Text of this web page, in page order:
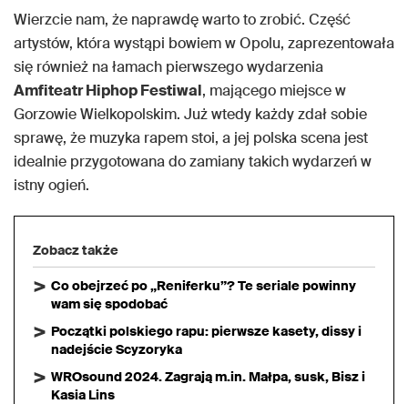
Wierzcie nam, że naprawdę warto to zrobić. Część
artystów, która wystąpi bowiem w Opolu, zaprezentowała
się również na łamach pierwszego wydarzenia
Amfiteatr Hiphop Festiwal, mającego miejsce w
Gorzowie Wielkopolskim. Już wtedy każdy zdał sobie
sprawę, że muzyka rapem stoi, a jej polska scena jest
idealnie przygotowana do zamiany takich wydarzeń w
istny ogień.
Zobacz także
Co obejrzeć po „Reniferku”? Te seriale powinny
wam się spodobać
Początki polskiego rapu: pierwsze kasety, dissy i
nadejście Scyzoryka
WROsound 2024. Zagrają m.in. Małpa, susk, Bisz i
Kasia Lins